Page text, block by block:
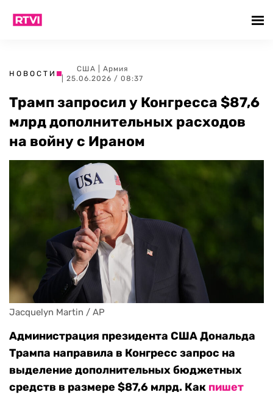
НОВОСТИ
США
Армия
| 25.06.2026 / 08:37
Трамп запросил у Конгресса $87,6
млрд дополнительных расходов
на войну с Ираном
Jacquelyn Martin / AP
Администрация президента США Дональда
Трампа направила в Конгресс запрос на
выделение дополнительных бюджетных
средств в размере $87,6 млрд. Как пишет